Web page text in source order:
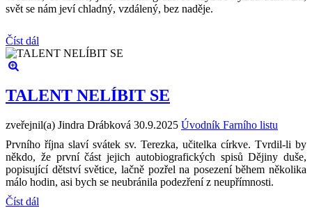
svět se nám jeví chladný, vzdálený, bez naděje.
Číst dál
TALENT NELÍBIT SE
zveřejnil(a) Jindra Drábková 30.9.2025 Úvodník Farního listu
Prvního října slaví svátek sv. Terezka, učitelka církve. Tvrdil-li by
někdo, že první část jejich autobiografických spisů Dějiny duše,
popisující dětství světice, lačně pozřel na posezení během několika
málo hodin, asi bych se neubránila podezření z neupřímnosti.
Číst dál